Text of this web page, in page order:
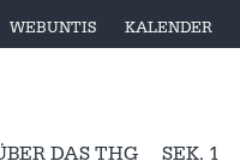
WEBUNTIS KALENDER
DAS THG SEK. 1